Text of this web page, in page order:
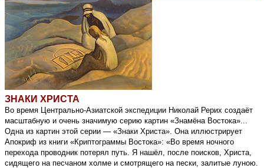
ЗНАКИ ХРИСТА
Во время Центрально-Азиатской экспедиции Николай Рерих создаёт
масштабную и очень значимую серию картин «Знамёна Востока»...
Одна из картин этой серии — «Знаки Христа». Она иллюстрирует
Апокриф из книги «Криптограммы Востока»: «Во время ночного
перехода проводник потерял путь. Я нашёл, после поисков, Христа,
сидящего на песчаном холме и смотрящего на пески, залитые луною.